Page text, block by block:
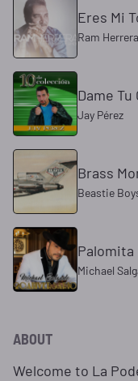
Eres Mi
Ram Herrera
Dame Tu
Jay Pérez
Brass
Beastie
Palomita
Michael
ABOUT
Welcome to La